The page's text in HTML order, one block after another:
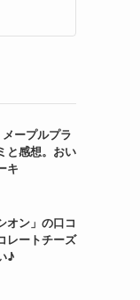
ープルプラ
と感想。おい
キ
オン」の口コ
レートチーズ
♪